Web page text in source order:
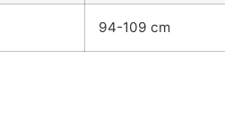
94-109 cm